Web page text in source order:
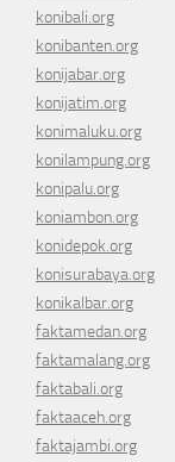
konibali.org
konibanten.org
konijabar.org
konijatim.org
konimaluku.org
konilampung.org
konipalu.org
koniambon.org
konidepok.org
konisurabaya.org
konikalbar.org
faktamedan.org
faktamalang.org
faktabali.org
faktaaceh.org
faktajambi.org